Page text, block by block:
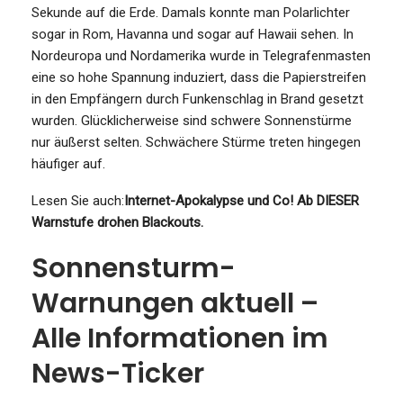
Sekunde auf die Erde. Damals konnte man Polarlichter
sogar in Rom, Havanna und sogar auf Hawaii sehen. In
Nordeuropa und Nordamerika wurde in Telegrafenmasten
eine so hohe Spannung induziert, dass die Papierstreifen
in den Empfängern durch Funkenschlag in Brand gesetzt
wurden. Glücklicherweise sind schwere Sonnenstürme
nur äußerst selten. Schwächere Stürme treten hingegen
häufiger auf.
Lesen Sie auch:Internet-Apokalypse und Co! Ab DIESER
Warnstufe drohen Blackouts.
Sonnensturm-
Warnungen aktuell –
Alle Informationen im
News-Ticker